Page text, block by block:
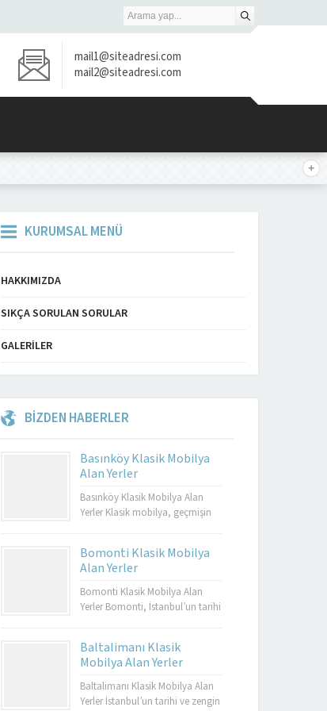
mail1@siteadresi.com
mail2@siteadresi.com
KURUMSAL MENÜ
HAKKIMIZDA
SIKÇA SORULAN SORULAR
GALERILER
BİZDEN HABERLER
Basınköy Klasik Mobilya
Alan Yerler
Basınköy Klasik Mobilya Alan
Yerler Klasik mobilya, geçmişin
yansımasıdır. Bu tür mobilyalar,
hem görsel açıdan çekici hem de
dayanıklı olmalarıyla bilinir.
Basınköy klasik mobilya alan
mükemmel bir seçenektir. Eğer siz
de eski mobilyalarınızı satmayı...
Bomonti Klasik Mobilya
Alan Yerler
Bomonti Klasik Mobilya Alan
Yerler Bomonti, İstanbul’un tarihi
aynı zamanda klasik
mobilyaların en iyi adreslerinden
biri olarak da ün kazanmıştır.
Bomonti, tarihi atmosferi ile öne
Baltalimanı Klasik
Mobilya Alan Yerler
Baltalimanı Klasik Mobilya Alan
Yerler İstanbul’un tarihi ve zengin
Müşteri Temsilcisi